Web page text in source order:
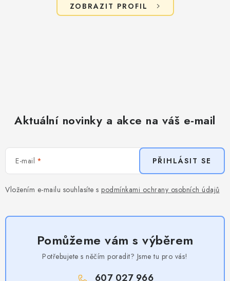
ZOBRAZIT PROFIL
Aktuální novinky a akce na váš e-mail
E-mail
Vložením e-mailu souhlasíte s podmínkami ochrany osobních údajů
PŘIHLÁSIT SE
Pomůžeme vám s výběrem
Potřebujete s něčím poradit? Jsme tu pro vás!
607 027 966